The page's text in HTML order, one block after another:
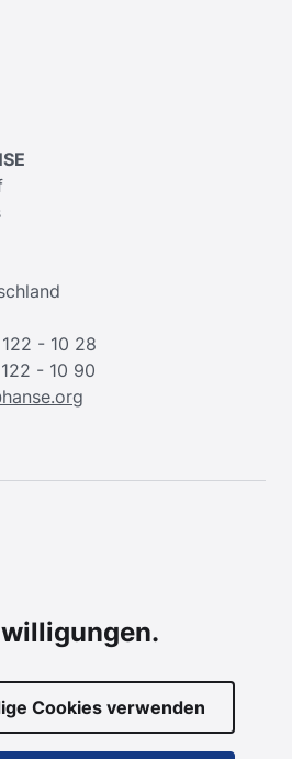
Cookies verwenden
- 10 28
- 10 90